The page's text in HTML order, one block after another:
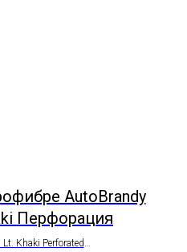
AutoBrandy
Перфорация
Khaki Perforated